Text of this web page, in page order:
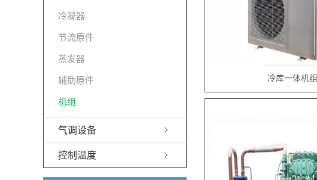
冷凝器
节流原件
蒸发器
辅助原件
机组
气调设备
控制温度
冷库一体机组